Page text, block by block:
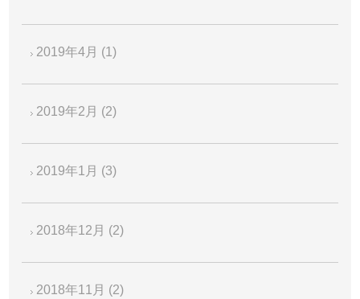
2019年4月 (1)
2019年2月 (2)
2019年1月 (3)
2018年12月 (2)
2018年11月 (2)